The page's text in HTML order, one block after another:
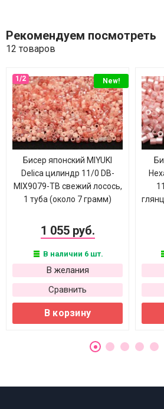
Рекомендуем посмотреть
12 товаров
New!
Бисер японский MIYUKI
Delica цилиндр 11/0 DB-
MIX9079-ТВ свежий лосось,
1 туба (около 7 грамм)
1 055 руб.
В наличии 6 шт.
В желания
Сравнить
В корзину